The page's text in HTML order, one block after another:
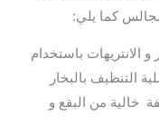
كما يلي:
الانتريهات باستخدام
التنظيف بالبخار
خالية من البقع و